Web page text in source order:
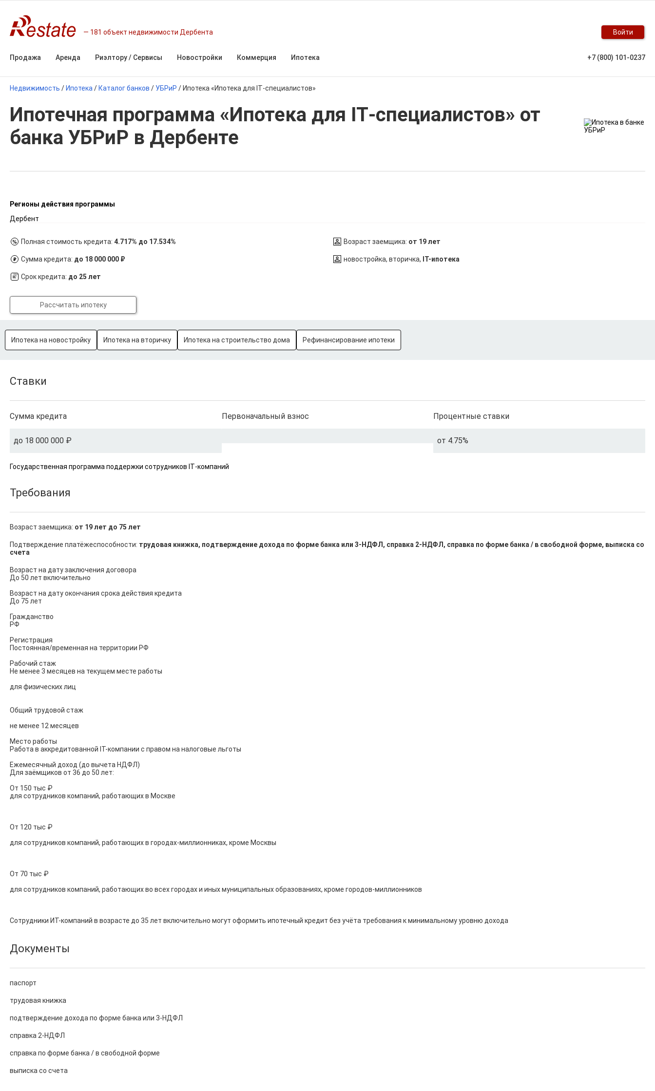
181 объект недвижимости Дербента Войти
Продажа Аренда Риэлтору / Сервисы Новостройки Коммерция Ипотека +7 (800) 101-0237
Недвижимость / Ипотека / Каталог банков / УБРиР / Ипотека «Ипотека для IT‑специалистов»
Ипотечная программа «Ипотека для IT‑специалистов» от
банка УБРиР в Дербенте
Регионы действия программы
Дербент
Полная стоимость кредита: 4.717% до 17.534%
Сумма кредита: до 18 000 000 ₽
Срок кредита: до 25 лет
Возраст заемщика: от 19 лет
новостройка, вторичка, IT-ипотека
Рассчитать ипотеку
Ипотека на новостройку Ипотека на вторичку Ипотека на строительство дома Рефинансирование ипотеки
Ставки
Сумма кредита
до 18 000 000 ₽
Первоначальный взнос Процентные ставки
от 4.75%
Государственная программа поддержки сотрудников IT‑компаний
Требования
Возраст заемщика: от 19 лет до 75 лет
Подтверждение платёжеспособности: трудовая книжка, подтверждение дохода по форме банка или 3-НДФЛ, справка 2-НДФЛ, справка по форме банка / в свободной форме, выписка со
счета
Возраст на дату заключения договора
До 50 лет включительно
Возраст на дату окончания срока действия кредита
До 75 лет
Гражданство
РФ
Регистрация
Постоянная/временная на территории РФ
Рабочий стаж
Не менее 3 месяцев на текущем месте работы
для физических лиц
Общий трудовой стаж
не менее 12 месяцев
Место работы
Работа в аккредитованной IT-компании c правом на налоговые льготы
Ежемесячный доход (до вычета НДФЛ)
Для заёмщиков от 36 до 50 лет:
От 150 тыс ₽
для сотрудников компаний, работающих в Москве
От 120 тыс ₽
для сотрудников компаний, работающих в городах-миллионниках, кроме Москвы
От 70 тыс ₽
для сотрудников компаний, работающих во всех городах и иных муниципальных образованиях, кроме городов-миллионников
Сотрудники ИТ-компаний в возрасте до 35 лет включительно могут оформить ипотечный кредит без учёта требования к минимальному уровню дохода
Документы
паспорт
трудовая книжка
подтверждение дохода по форме банка или 3-НДФЛ
справка 2-НДФЛ
справка по форме банка / в свободной форме
выписка со счета